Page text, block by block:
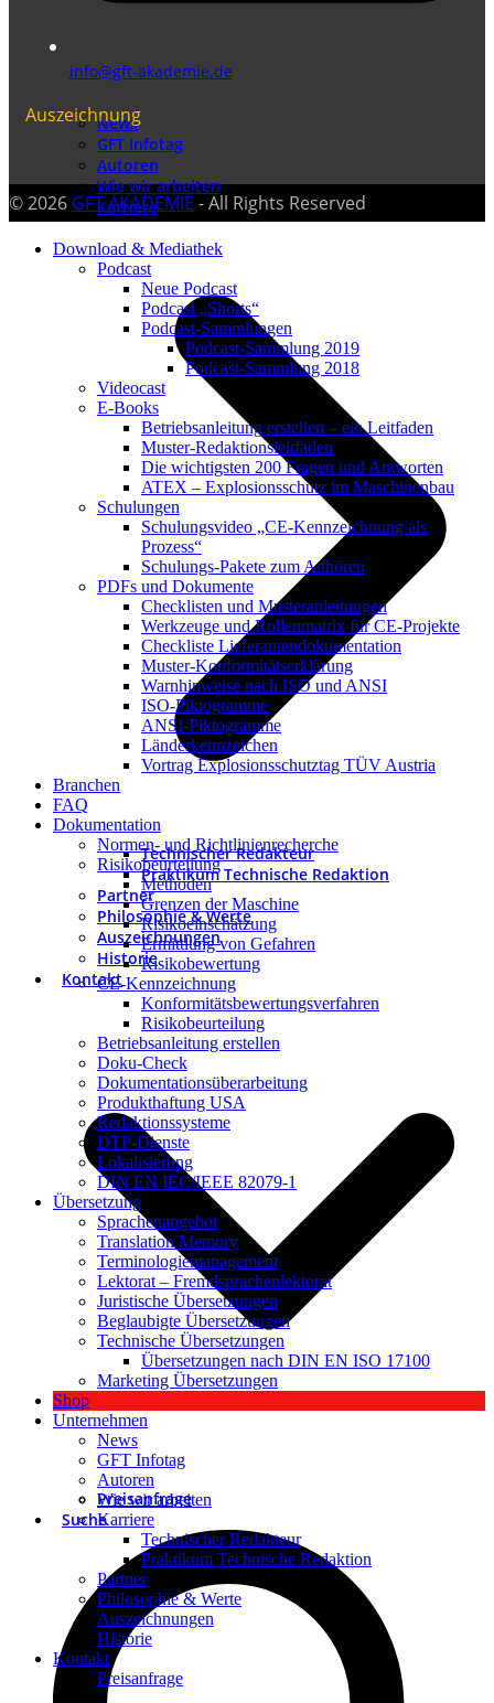
News
GFT Infotag
Autoren
Wie wir arbeiten
Karriere
Technischer Redakteur
Praktikum Technische Redaktion
Partner
Philosophie & Werte
Auszeichnungen
Historie
Kontakt
Preisanfrage
Suche
info@gft-akademie.de
Auszeichnung
© 2026 GFT AKADEMIE - All Rights Reserved
Download & Mediathek
Podcast
Neue Podcast
Podcast „Shorts“
Podcast-Sammlungen
Podcast-Sammlung 2019
Podcast-Sammlung 2018
Videocast
E-Books
Betriebsanleitung erstellen – ein Leitfaden
Muster-Redaktionsleitfaden
Die wichtigsten 200 Fragen und Antworten
ATEX – Explosionsschutz im Maschinenbau
Schulungen
Schulungsvideo „CE-Kennzeichnung als
Prozess“
Schulungs-Pakete zum Anhören
PDFs und Dokumente
Checklisten und Musteranleitungen
Werkzeuge und Rollenmatrix für CE-Projekte
Checkliste Lieferantendokumentation
Muster-Konformitätserklärung
Warnhinweise nach ISO und ANSI
ISO-Piktogramme
ANSI-Piktogramme
Länderkennzeichen
Vortrag Explosionsschutztag TÜV Austria
Branchen
FAQ
Dokumentation
Normen- und Richtlinienrecherche
Risikobeurteilung
Methoden
Grenzen der Maschine
Risikoeinschätzung
Ermittlung von Gefahren
Risikobewertung
CE-Kennzeichnung
Konformitätsbewertungsverfahren
Risikobeurteilung
Betriebsanleitung erstellen
Doku-Check
Dokumentationsüberarbeitung
Produkthaftung USA
Redaktionssysteme
DTP-Dienste
Lokalisierung
DIN EN IEC/IEEE 82079-1
Übersetzung
Sprachenangebot
Translation Memory
Terminologiemanagement
Lektorat – Fremdsprachenlektorat
Juristische Übersetzungen
Beglaubigte Übersetzungen
Technische Übersetzungen
Übersetzungen nach DIN EN ISO 17100
Marketing Übersetzungen
Shop
Unternehmen
News
GFT Infotag
Autoren
Wie wir arbeiten
Karriere
Technischer Redakteur
Praktikum Technische Redaktion
Partner
Philosophie & Werte
Auszeichnungen
Historie
Kontakt
Preisanfrage